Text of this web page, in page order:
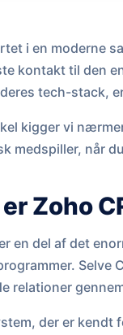
i en moderne
kontakt til den
tech-stack,
kigger vi
medspiller, når
Zoho
en del af det
Selve
relationer
der er kendt